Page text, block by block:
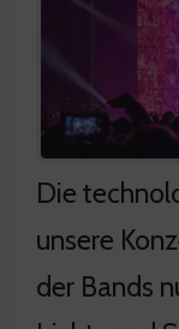
Die
unsere
der Bands